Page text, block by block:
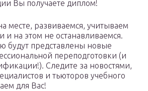
Вы получаете диплом!
месте, развиваемся, учитываем
и на этом не останавливаемся.
будут представлены новые
переподготовки (и
Следите за новостями,
и тьюторов учебного
для Вас!